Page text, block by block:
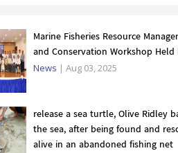
Marine Fisheries Resource
and Conservation Workshop Held
News | Aug 03, 2025
release a sea turtle, Olive Ridley
the sea, after being found and
alive in an abandoned fishing net